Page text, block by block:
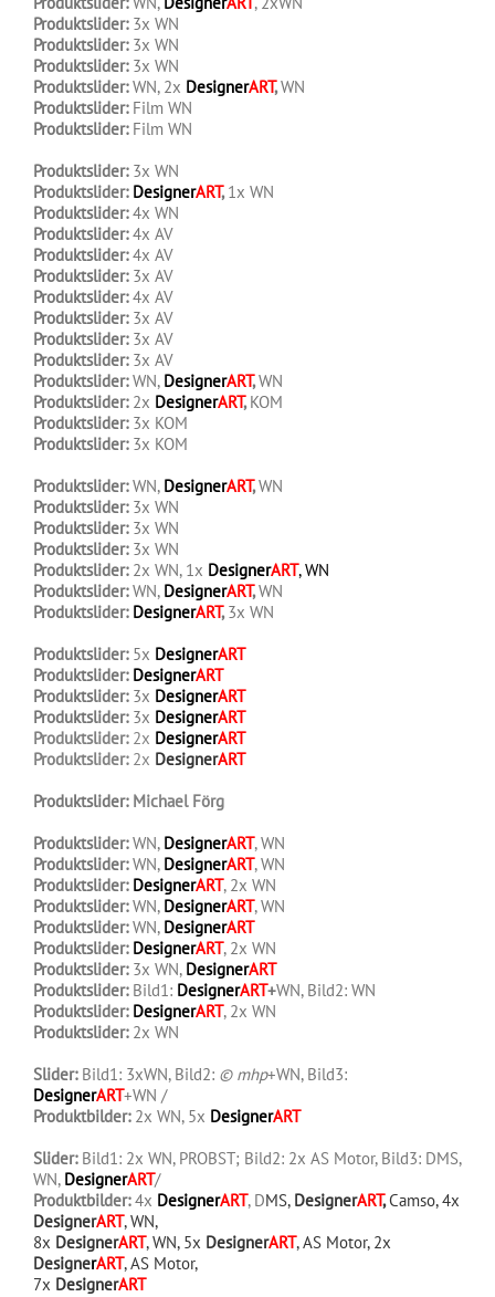
Produktslider: 3x WN
Produktslider: 3x WN
Produktslider: 3x WN
Produktslider:WN, 2x DesignerART,WN
Produktslider:Film WN
Produktslider:Film WN
Produktslider: 3x WN
Produktslider: DesignerART,1x WN
Produktslider:4x WN
Produktslider:4x AV
Produktslider:4x AV
Produktslider: 3x AV
Produktslider:4x AV
Produktslider: 3x AV
Produktslider: 3x AV
Produktslider: 3x AV
Produktslider:WN, DesignerART,WN
Produktslider: 2x DesignerART,KOM
Produktslider: 3x KOM
Produktslider: 3x KOM
Produktslider:WN, DesignerART,WN
Produktslider: 3x WN
Produktslider: 3x WN
Produktslider: 3x WN
Produktslider: 2x WN, 1x DesignerART, WN
Produktslider:WN, DesignerART,WN
Produktslider: DesignerART,3x WN
Produktslider: 5x DesignerART
Produktslider: DesignerART
Produktslider: 3x DesignerART
Produktslider: 3x DesignerART
Produktslider: 2x DesignerART
Produktslider: 2x DesignerART
Produktslider: Michael Förg
Produktslider:WN, DesignerART, WN
Produktslider:WN, DesignerART, WN
Produktslider: DesignerART, 2x WN
Produktslider:WN, DesignerART, WN
Produktslider:WN, DesignerART
Produktslider: DesignerART, 2x WN
Produktslider: 3x WN, DesignerART
Produktslider: Bild1: DesignerART+WN, Bild2: WN
Produktslider: DesignerART, 2x WN
Produktslider: 2x WN
Slider:Bild1: 3xWN, Bild2: © mhp+WN, Bild3:
DesignerART+WN /
Produktbilder:2x WN, 5x DesignerART
Slider:Bild1: 2x WN, PROBST; Bild2: 2x AS Motor, Bild3: DMS,
WN, DesignerART/
Produktbilder:4x DesignerART, DMS, DesignerART,Camso, 4x
DesignerART, WN,
8x DesignerART, WN, 5x DesignerART, AS Motor, 2x
DesignerART, AS Motor,
7x DesignerART